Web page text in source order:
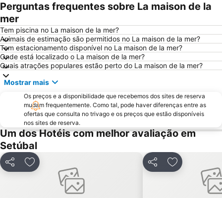
Estação de Caminhos de Ferro de Sete Rios
Belém
Avenida da Liberdade
Marquês de Pombal
Estádio do Restelo
Fonte da Telha
Praia Tróia Mar
Parque Natural da Arrabida
Campo Grande
Lagoa de Albufeira
Oceanário de Lisboa
Praia da Caparica
Fundaçao Champalimaud
Praia da Lagoa de Santo André
Alvalade
Praça do Rossio
Centro Comercial Vasco da Gama
Centro Colombo
Estádio José Alvalade
Perguntas frequentes sobre La maison de la
mer
Tem piscina no La maison de la mer?
Animais de estimação são permitidos no La maison de la mer?
Tem estacionamento disponível no La maison de la mer?
Onde está localizado o La maison de la mer?
Quais atrações populares estão perto do La maison de la mer?
Mostrar mais
Os preços e a disponibilidade que recebemos dos sites de reserva
mudam frequentemente. Como tal, pode haver diferenças entre as
ofertas que consulta no trivago e os preços que estão disponíveis
nos sites de reserva.
Um dos Hotéis com melhor avaliação em
Setúbal
PartilharAdicionar aos favoritos PartilharAdicionar